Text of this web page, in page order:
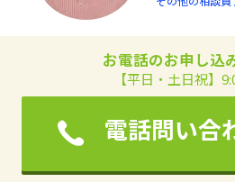
お電話のお申し込
【平日・土日祝】
電話問い合